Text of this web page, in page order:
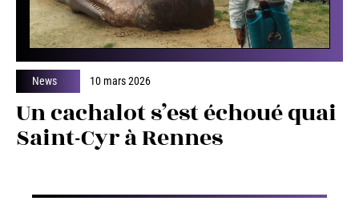
News 10 mars 2026
Un cachalot s’est échoué quai
Saint-Cyr à Rennes